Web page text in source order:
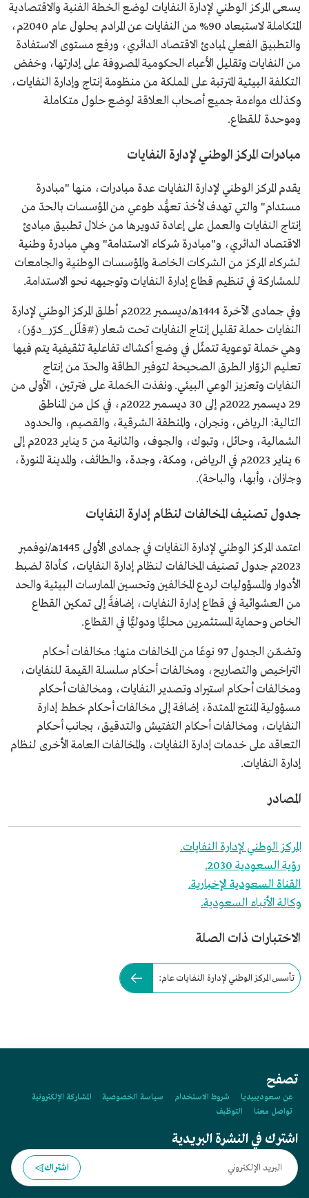
يسعى المركز الوطني لإدارة النفايات لوضع الخطة الفنية والاقتصادية
المتكاملة لاستبعاد 90% من النفايات عن المرادم بحلول عام 2040م،
والتطبيق الفعلي لمبادئ الاقتصاد الدائري، ورفع مستوى الاستفادة
من النفايات وتقليل الأعباء الحكومية المصروفة على إدارتها، وخفض
التكلفة البيئية المترتبة على المملكة من منظومة إنتاج وإدارة النفايات،
وكذلك مواءمة جميع أصحاب العلاقة لوضع حلول متكاملة
وموحدة للقطاع.
مبادرات المركز الوطني لإدارة النفايات
يقدم المركز الوطني لإدارة النفايات عدة مبادرات، منها "مبادرة
مستدام" والتي تهدف لأخذ تعهُّد طوعي من المؤسسات بالحدّ من
إنتاج النفايات والعمل على إعادة تدويرها من خلال تطبيق مبادئ
الاقتصاد الدائري، و"مبادرة شركاء الاستدامة" وهي مبادرة وطنية
لشركاء المركز من الشركات الخاصة والمؤسسات الوطنية والجامعات
للمشاركة في تنظيم قطاع إدارة النفايات وتوجيهه نحو الاستدامة.
وفي جمادى الآخرة 1444هـ/ديسمبر 2022م أطلق المركز الوطني لإدارة
النفايات حملة تقليل إنتاج النفايات تحت شعار (#قلّل_كرّر_دوّر)،
وهي حَملة توعوية تتمثّل في وضع أكشاك تفاعلية تثقيفية يتم فيها
تعليم الزوّار الطرق الصحيحة لتوفير الطاقة والحدّ من إنتاج
النفايات وتعزيز الوعي البيئي. ونفذت الحَملة على فترتين، الأولى من
29 ديسمبر 2022م إلى 30 ديسمبر 2022م، في كل من المناطق
التالية: الرياض، ونجران، والمنطقة الشرقية، والقصيم، والحدود
الشمالية، وحائل، وتبوك، والجوف، والثانية من 5 يناير 2023م إلى
6 يناير 2023م في الرياض، ومكة، وجدة، والطائف، والمدينة المنورة،
وجازان، وأبها، والباحة).
جدول تصنيف المخالفات لنظام إدارة النفايات
اعتمد المركز الوطني لإدارة النفايات في جمادى الأولى 1445هـ/نوفمبر
2023م جدول تصنيف المخالفات لنظام إدارة النفايات، كأداة لضبط
الأدوار والمسؤوليات لردع المخالفين وتحسين الممارسات البيئية والحد
من العشوائية في قطاع إدارة النفايات، إضافةً إلى تمكين القطاع
الخاص وحماية المستثمرين محليًّا ودوليًّا في القطاع.
وتضمّن الجدول 97 نوعًا من المخالفات منها: مخالفات أحكام
التراخيص والتصاريح، ومخالفات أحكام سلسلة القيمة للنفايات،
ومخالفات أحكام استيراد وتصدير النفايات، ومخالفات أحكام
مسؤولية المنتج الممتدة، إضافة إلى مخالفات أحكام خطط إدارة
النفايات، ومخالفات أحكام التفتيش والتدقيق، بجانب أحكام
التعاقد على خدمات إدارة النفايات، والمخالفات العامة الأخرى لنظام
إدارة النفايات.
المصادر
المركز الوطني لإدارة النفايات.
رؤية السعودية 2030.
القناة السعودية الإخبارية.
وكالة الأنباء السعودية.
الاختبارات ذات الصلة
تأسس المركز الوطني لإدارة النفايات عام:
تصفح
عن سعوديبيديا شروط الاستخدام سياسة الخصوصية
المشاركة الإلكترونية
تواصل معنا
التوظيف
اشترك في النشرة البريدية
اشتراك